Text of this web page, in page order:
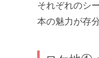
それぞれのシ
本の魅力が存